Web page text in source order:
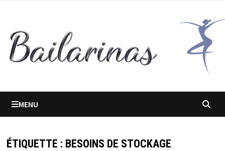
contenu
MENU
ÉTIQUETTE : BESOINS DE STOCKAGE